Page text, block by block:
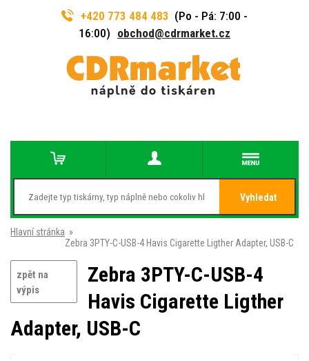
+420 773 484 483 (Po - Pá: 7:00 -
16:00) obchod@cdrmarket.cz
Vyhledat
Hlavní stránka »
Zebra 3PTY-C-USB-4 Havis Cigarette Ligther Adapter, USB-C
zpět na
výpis
Zebra 3PTY-C-USB-4
Havis Cigarette Ligther
Adapter, USB-C